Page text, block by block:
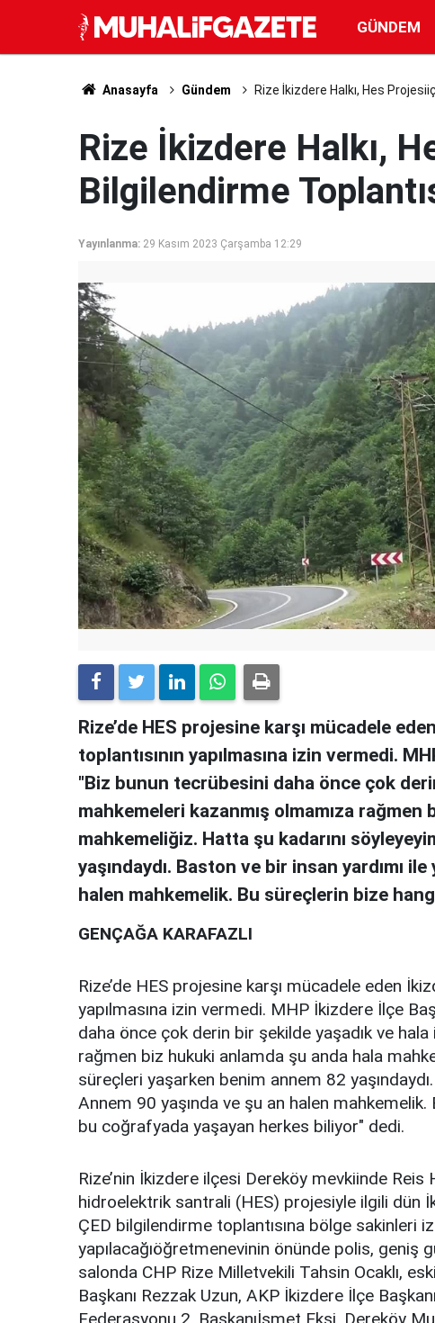
GÜNDEM
Anasayfa Gündem Rize İkizdere Halkı, Hes
Rize İkizdere Halkı,
Bilgilendirme
Yayınlanma: 29 Kasım 2023 Çarşamba 12:29
Rize’de HES projesine karşı mücadele
toplantısının yapılmasına izin vermedi.
"Biz bunun tecrübesini daha önce çok
mahkemeleri kazanmış olmamıza
mahkemeliğiz. Hatta şu kadarını
yaşındaydı. Baston ve bir insan yardımı
halen mahkemelik. Bu süreçlerin bize
GENÇAĞA KARAFAZLI
Rize’de HES projesine karşı mücadele eden
yapılmasına izin vermedi. MHP İkizdere İlçe
daha önce çok derin bir şekilde yaşadık ve
rağmen biz hukuki anlamda şu anda hala
süreçleri yaşarken benim annem 82
Annem 90 yaşında ve şu an halen mahkemelik.
bu coğrafyada yaşayan herkes biliyor" dedi.
Rize’nin İkizdere ilçesi Dereköy mevkiinde Reis
hidroelektrik santrali (HES) projesiyle ilgili dün
ÇED bilgilendirme toplantısına bölge sakinleri
yapılacağıöğretmenevinin önünde polis, geniş
salonda CHP Rize Milletvekili Tahsin Ocaklı,
Başkanı Rezzak Uzun, AKP İkizdere İlçe